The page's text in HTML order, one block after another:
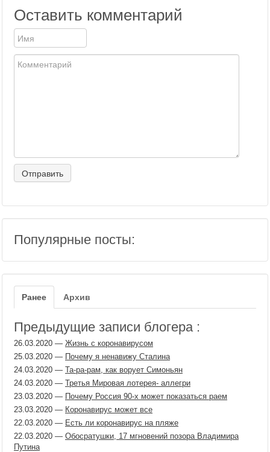
Оставить комментарий
Популярные посты:
Ранее Архив
Предыдущие записи блогера :
26.03.2020 — Жизнь с коронавирусом
25.03.2020 — Почему я ненавижу Сталина
24.03.2020 — Та-ра-рам, как ворует Симоньян
24.03.2020 — Третья Мировая лотерея- аллегри
23.03.2020 — Почему Россия 90-х может показаться раем
23.03.2020 — Коронавирус может все
22.03.2020 — Есть ли коронавирус на пляже
22.03.2020 — Обосратушки, 17 мгновений позора Владимира
Путина